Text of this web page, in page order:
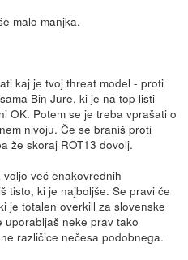
malo manjka.
kaj je tvoj threat model - proti
Bin Jure, ki je na top listi
OK. Potem se je treba vprašati o
nivoju. Če se braniš proti
že skoraj ROT13 dovolj.
več enakovrednih
tisto, ki je najboljše. Se pravi če
je totalen overkill za slovenske
neke prav tako
različice nečesa podobnega.